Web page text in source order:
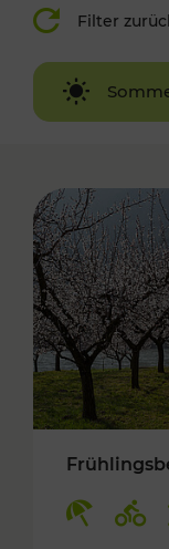
Filter
Winter